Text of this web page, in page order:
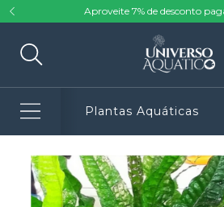
Aproveite 7% de desconto
Plantas Aquáticas